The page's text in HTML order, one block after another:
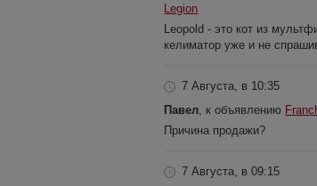
Legion
Leopold - это кот из
келиматор уже и не
7 Августа, в 10:35
Павел , к объявлению
Причина продажи?
7 Августа, в 09:15